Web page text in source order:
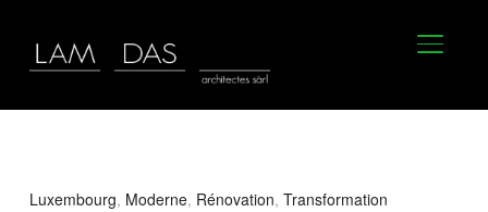
Luxembourg, Moderne, Rénovation, Transformation